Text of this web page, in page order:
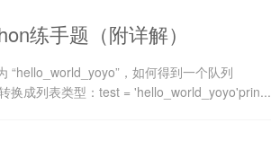
练手题（附详解）
“hello_world_yoyo”，如何得到一个队列
换成列表类型：test = 'hello_world_yoyo'prin...